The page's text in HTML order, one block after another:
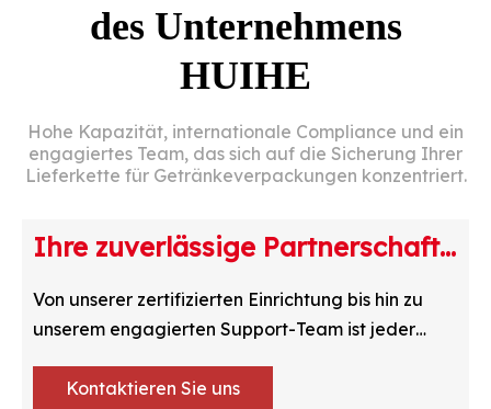
des Unternehmens
HUIHE
Hohe Kapazität, internationale Compliance und ein
engagiertes Team, das sich auf die Sicherung Ihrer
Lieferkette für Getränkeverpackungen konzentriert.
Ihre zuverlässige Partnerschaft
Von unserer zertifizierten Einrichtung bis hin zu
unserem engagierten Support-Team ist jeder
optimiert.
Kontaktieren Sie uns